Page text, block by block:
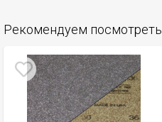
Рекомендуем посмотреть